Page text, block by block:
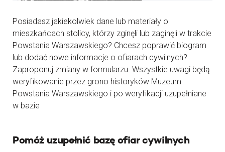
Posiadasz jakiekolwiek dane lub materiały o
mieszkańcach stolicy, którzy zginęli lub zaginęli w trakcie
Powstania Warszawskiego? Chcesz poprawić biogram
lub dodać nowe informacje o ofiarach cywilnych?
Zaproponuj zmiany w formularzu. Wszystkie uwagi będą
weryfikowanie przez grono historyków Muzeum
Powstania Warszawskiego i po weryfikacji uzupełniane
w bazie
Pomóż uzupełnić bazę ofiar cywilnych